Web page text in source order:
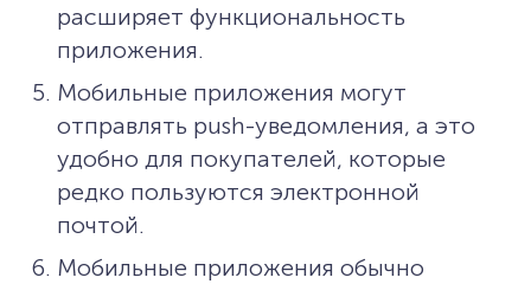
расширяет функциональность
приложения.
Мобильные приложения могут
отправлять push-уведомления, а это
удобно для покупателей, которые
редко пользуются электронной
почтой.
Мобильные приложения обычно